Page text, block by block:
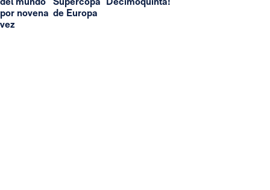
por novena
vez
de Europa